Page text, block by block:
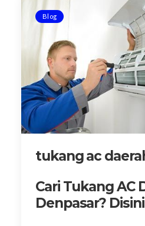
Blog
tukang ac
Cari Tukang AC
Denpasar?